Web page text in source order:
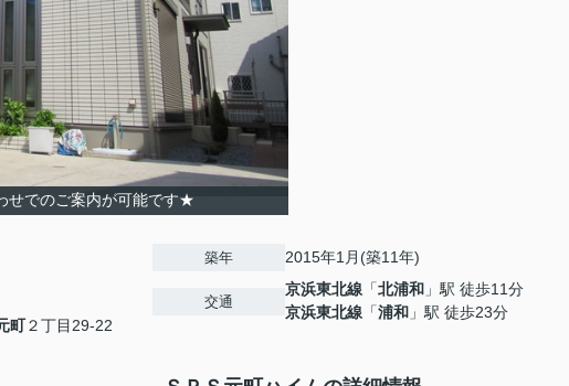
せでのご案内が可能です★
町２丁目29-22
築年 2015年1月(築11年)
交通
京浜東北線 「北浦和 」駅 徒歩11分
京浜東北線 「浦和 」駅 徒歩23分